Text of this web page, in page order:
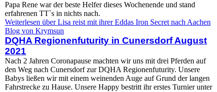
Papa Rene war der beste Helfer dieses Wochenende und stand
erfahrenen TT`s in nichts nach.
Weiterlesen über Lisa reist mit ihrer Eddas Iron Secret nach Aachen
Blog von Krymsun
DQHA Regionenfuturity in Cunersdorf August
2021
Nach 2 Jahren Coronapause machten wir uns mit drei Pferden auf
den Weg nach Cunersdorf zur DQHA Regionenfuturity. Unsere
Babys ließen wir mit einem weinenden Auge auf Grund der langen
Fahrstrecke zu Hause. Unsere Happy bestritt ihr erstes Turnier unter